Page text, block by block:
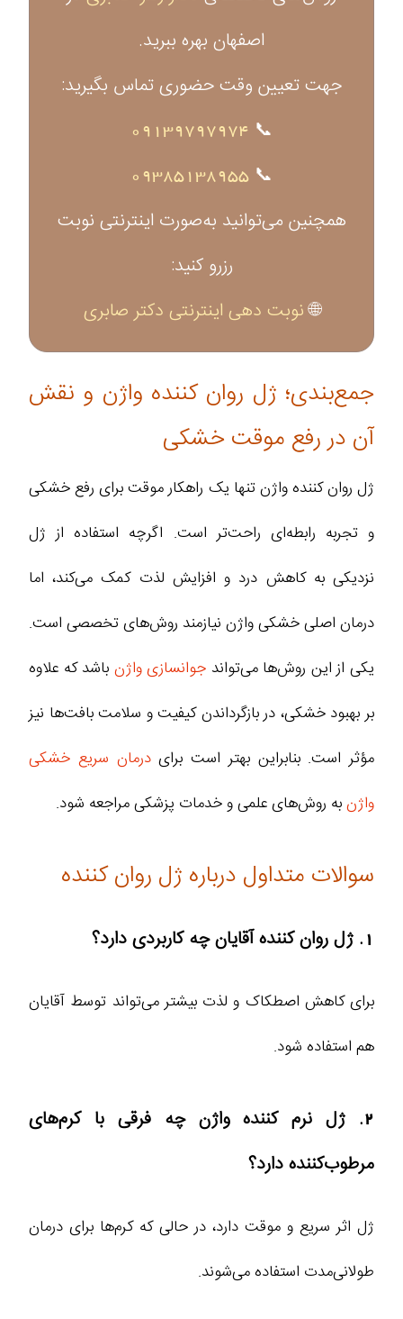
اصفهان بهره ببرید.
جهت تعیین وقت حضوری تماس بگیرید:
📞
09139797974
📞
09385138955
همچنین می‌توانید به‌صورت اینترنتی نوبت
رزرو کنید:
🌐نوبت دهی اینترنتی دکتر صابری
جمع‌بندی؛ ژل روان کننده واژن و نقش
آن در رفع موقت خشکی
ژل روان کننده واژن تنها یک راهکار موقت برای رفع خشکی
و تجربه رابطه‌ای راحت‌تر است. اگرچه استفاده از ژل
نزدیکی به کاهش درد و افزایش لذت کمک می‌کند، اما
درمان اصلی خشکی واژن نیازمند روش‌های تخصصی است.
یکی از این روش‌ها می‌تواند جوانسازی واژن باشد که علاوه
بر بهبود خشکی، در بازگرداندن کیفیت و سلامت بافت‌ها نیز
مؤثر است. بنابراین بهتر است برایدرمان سریع خشکی
واژنبه روش‌های علمی و خدمات پزشکی مراجعه شود.
سوالات متداول درباره ژل روان کننده
1. ژل روان کننده آقایان چه کاربردی دارد؟
برای کاهش اصطکاک و لذت بیشتر می‌تواند توسط آقایان
هم استفاده شود.
2. ژل نرم کننده واژن چه فرقی با کرم‌های
مرطوب‌کننده دارد؟
ژل اثر سریع و موقت دارد، در حالی که کرم‌ها برای درمان
طولانی‌مدت استفاده می‌شوند.